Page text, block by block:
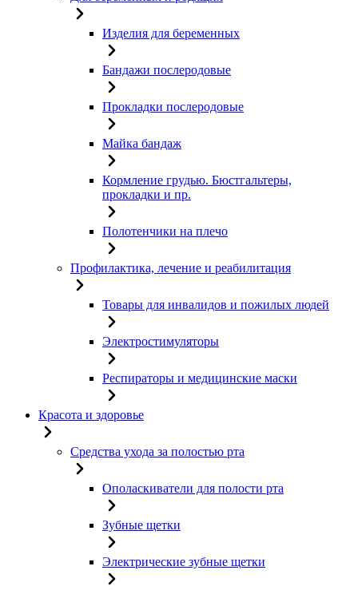
Изделия для беременных
Бандажи послеродовые
Прокладки послеродовые
Майка бандаж
Кормление грудью. Бюстгальтеры,
прокладки и пр.
Полотенчики на плечо
Профилактика, лечение и реабилитация
Товары для инвалидов и пожилых людей
Электростимуляторы
Респираторы и медицинские маски
Красота и здоровье
Средства ухода за полостью рта
Ополаскиватели для полости рта
Зубные щетки
Электрические зубные щетки